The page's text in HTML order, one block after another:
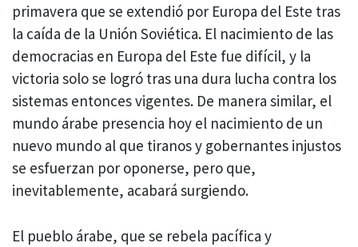
primavera que se extendió por Europa del Este tras
la caída de la Unión Soviética. El nacimiento de las
democracias en Europa del Este fue difícil, y la
victoria solo se logró tras una dura lucha contra los
sistemas entonces vigentes. De manera similar, el
mundo árabe presencia hoy el nacimiento de un
nuevo mundo al que tiranos y gobernantes injustos
se esfuerzan por oponerse, pero que,
inevitablemente, acabará surgiendo.
El pueblo árabe, que se rebela pacífica y